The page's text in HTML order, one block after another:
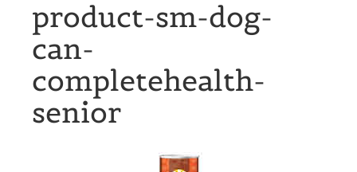
product-sm-dog-
can-
completehealth-
senior